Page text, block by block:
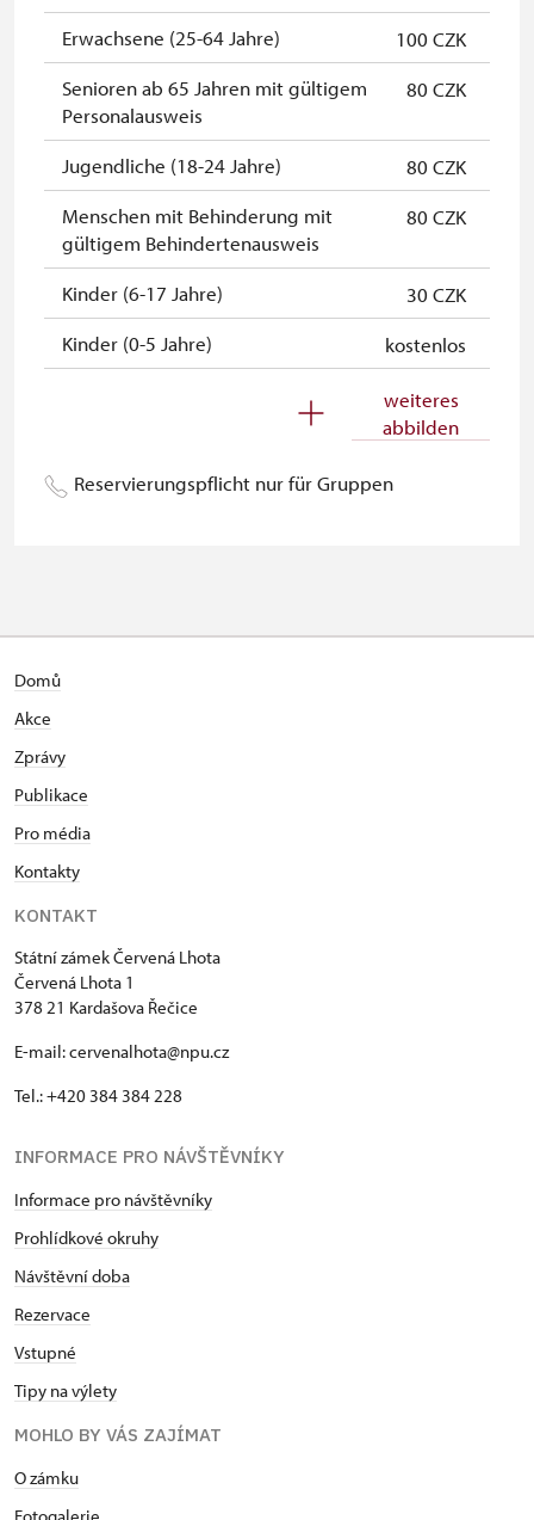
NPÚ-Karte
kostenlos
"Náš člověk"-Karte *
kostenlos
* Freier Eintritt nur für den
Karteninhaber
Erwachsene (25-64 Jahre)
100 CZK
Senioren ab 65 Jahren mit gültigem
Personalausweis
80 CZK
Jugendliche (18-24 Jahre)
80 CZK
Menschen mit Behinderung mit
gültigem Behindertenausweis
80 CZK
Kinder (6-17 Jahre)
30 CZK
Kinder (0-5 Jahre)
kostenlos
kostenlos
Begleitperson von Schülergruppen
pro 15 Schülern
Inhaber der freien Eintrittskarte
Inhaber der freien einmaligen
Eintrittskarte
NPÚ-Karte
* Freier Eintritt nur für den
Karteninhaber
weiteres
abbilden
Reservierungspflicht nur für Gruppen
Domů
Akce
Zprávy
Publikace
Pro média
Kontakty
KONTAKT
Státní zámek Červená Lhota
Červená Lhota 1
378 21 Kardašova Řečice
E-mail: cervenalhota@npu.cz
Tel.: +420 384 384 228
INFORMACE PRO NÁVŠTĚVNÍKY
Informace pro návštěvníky
Prohlídkové okruhy
Návštěvní doba
Rezervace
Vstupné
Tipy na výlety
MOHLO BY VÁS ZAJÍMAT
O zámku